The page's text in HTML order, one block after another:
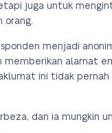
juga untuk
orang.
menjadi
memberikan alamat
ini tidak pernah
dan ia mungkin